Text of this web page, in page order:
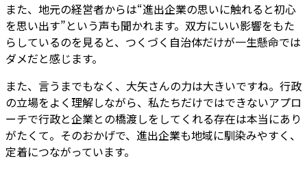
また、地元の経営者からは“進出企業の思いに触れると初心
を思い出す”という声も聞かれます。双方にいい影響をもた
らしているのを見ると、つくづく自治体だけが一生懸命では
ダメだと感じます。
また、言うまでもなく、大矢さんの力は大きいですね。行政
の立場をよく理解しながら、私たちだけではできないアプロ
ーチで行政と企業との橋渡しをしてくれる存在は本当にあり
がたくて。そのおかげで、進出企業も地域に馴染みやすく、
定着につながっています。